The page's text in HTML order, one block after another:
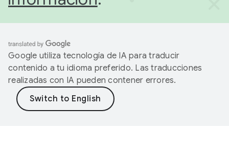
Google utiliza tecnología de IA para traducir
contenido a tu idioma preferido. Las traducciones
realizadas con IA pueden contener errores.